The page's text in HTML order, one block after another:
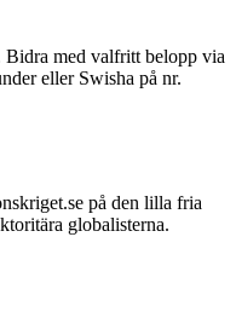
Bidra med valfritt belopp via
eller Swisha på nr.
på den lilla fria
globalisterna.